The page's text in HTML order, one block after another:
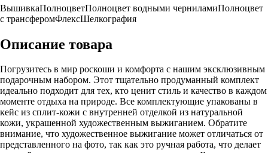
ВышивкаПолноцветПолноцвет водными черниламиПолноцвет
с трансферомФлексШелкография
Описание товара
Погрузитесь в мир роскоши и комфорта с нашим эксклюзивным
подарочным набором. Этот тщательно продуманный комплект
идеально подходит для тех, кто ценит стиль и качество в каждом
моменте отдыха на природе. Все комплектующие упакованы в
кейс из сплит-кожи с внутренней отделкой из натуральной
кожи, украшенной художественным выжиганием. Обратите
внимание, что художественное выжигание может отличаться от
представленного на фото, так как это ручная работа, что делает